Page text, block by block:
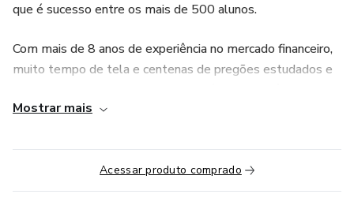
que é sucesso entre os mais de 500 alunos.
Com mais de 8 anos de experiência no mercado financeiro,
muito tempo de tela e centenas de pregões estudados e
base em cruzamento de médias importantes para os
fluxo de tendência. Para quem não entende nada, mas quer
obter ganhos na bolsa, ou para você que já estudou muito,
mas por algum motivo não consegue ser consistente. Essa
Mostrar mais
Acessar produto comprado